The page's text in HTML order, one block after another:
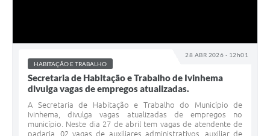
28 ABR 2026 - 12h01
HABITAÇÃO E TRABALHO
Secretaria de Habitação e Trabalho de Ivinhema
divulga vagas de empregos atualizadas.
A Secretaria de Habitação e Trabalho do Município de
Ivinhema, divulga vagas atualizadas de empregos no
município. Neste dia 27 de abril tem vagas de atendente de
padaria, 02 vagas de auxiliares administrativos, auxiliar de